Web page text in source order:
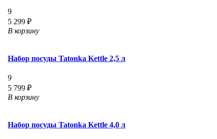
9
5 299 ₽
В корзину
Набор посуды Tatonka Kettle 2,5 л
9
5 799 ₽
В корзину
Набор посуды Tatonka Kettle 4,0 л